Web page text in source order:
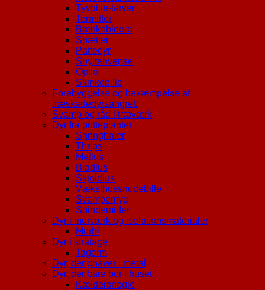
Tyvbille-larver
Termitter
Bænkebidere
Spætter
Pattedyr
Snyltehvepse
Opilo
Skinkebille
Forebyggelse og bekæmpelse af
træskadedyrsangreb
Svamp og råd i træværk
Dyr fra potteplanter
Springhaler
Thrips
Mellus
Bladlus
Skjoldlus
Væksthussnudebille
Svampemyg
Spindemider
Dyr i murværk og isolationsmaterialer
Murbi
Dyr i stråtage
Tagorm
Dyr, der gnaver i metal
Dyr, der bare bor i huset
Kældersnegle